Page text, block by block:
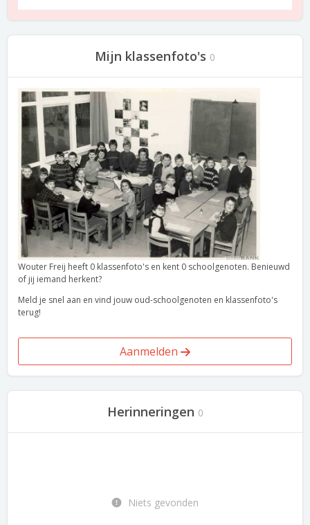
Mijn klassenfoto's 0
Wouter Freij heeft 0 klassenfoto's en kent 0 schoolgenoten. Benieuwd
of jij iemand herkent?
Meld je snel aan en vind jouw oud-schoolgenoten en klassenfoto's
terug!
Aanmelden
Herinneringen 0
Niets gevonden